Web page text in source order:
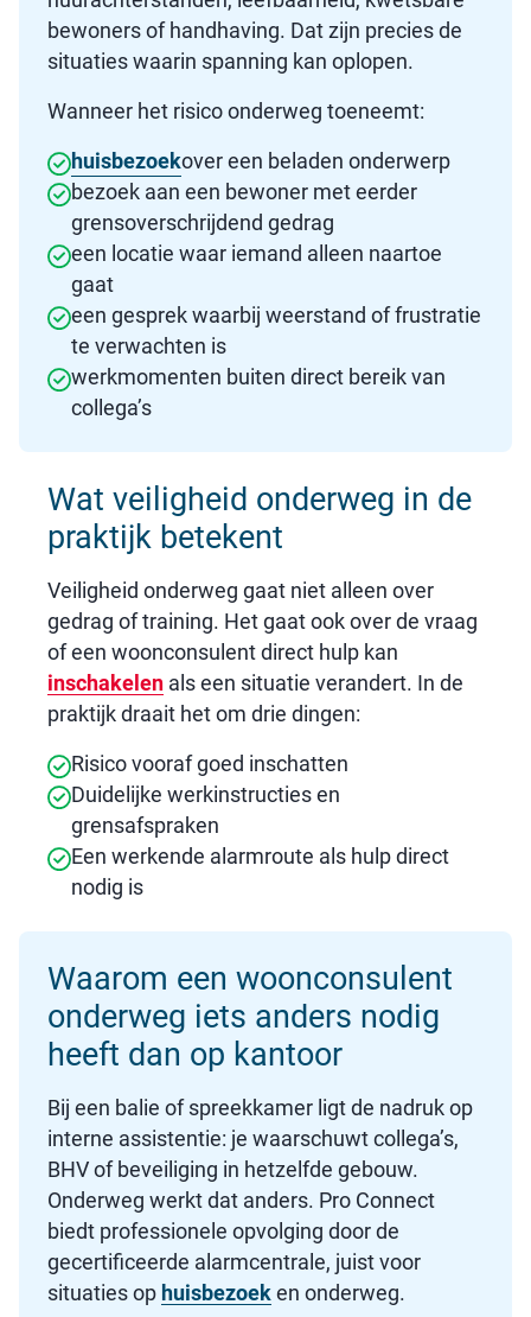
bewoners of handhaving. Dat zijn precies de
situaties waarin spanning kan oplopen.
Wanneer het risico onderweg toeneemt:
huisbezoekover een beladen onderwerp
bezoek aan een bewoner met eerder
grensoverschrijdend gedrag
een locatie waar iemand alleen naartoe
gaat
een gesprek waarbij weerstand of frustratie
te verwachten is
werkmomenten buiten direct bereik van
collega’s
Wat veiligheid onderweg in de
praktijk betekent
Veiligheid onderweg gaat niet alleen over
gedrag of training. Het gaat ook over de vraag
of een woonconsulent direct hulp kan
inschakelen als een situatie verandert. In de
praktijk draait het om drie dingen:
Risico vooraf goed inschatten
Duidelijke werkinstructies en
grensafspraken
Een werkende alarmroute als hulp direct
nodig is
Waarom een woonconsulent
onderweg iets anders nodig
heeft dan op kantoor
Bij een balie of spreekkamer ligt de nadruk op
interne assistentie: je waarschuwt collega’s,
BHV of beveiliging in hetzelfde gebouw.
Onderweg werkt dat anders. Pro Connect
biedt professionele opvolging door de
gecertificeerde alarmcentrale, juist voor
situaties op huisbezoeken onderweg.